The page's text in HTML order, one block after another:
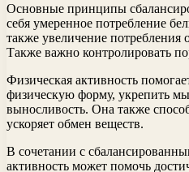
Основные принципы
себя умеренное потребление
также увеличение потребления
Также важно контролировать
Физическая активность
физическую форму, укрепить
выносливость. Она также
ускоряет обмен веществ.
В сочетании с
активность может помочь